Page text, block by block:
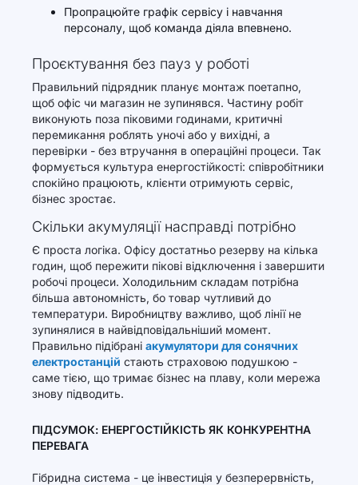
Пропрацюйте графік сервісу і навчання
персоналу, щоб команда діяла впевнено.
Проєктування без пауз у роботі
Правильний підрядник планує монтаж поетапно,
щоб офіс чи магазин не зупинявся. Частину робіт
виконують поза піковими годинами, критичні
перемикання роблять уночі або у вихідні, а
перевірки - без втручання в операційні процеси. Так
формується культура енергостійкості: співробітники
спокійно працюють, клієнти отримують сервіс,
бізнес зростає.
Скільки акумуляції насправді потрібно
Є проста логіка. Офісу достатньо резерву на кілька
годин, щоб пережити пікові відключення і завершити
робочі процеси. Холодильним складам потрібна
більша автономність, бо товар чутливий до
температури. Виробництву важливо, щоб лінії не
зупинялися в найвідповідальніший момент.
Правильно підібрані акумулятори для сонячних
електростанцій стають страховою подушкою -
саме тією, що тримає бізнес на плаву, коли мережа
знову підводить.
ПІДСУМОК: ЕНЕРГОСТІЙКІСТЬ ЯК КОНКУРЕНТНА
ПЕРЕВАГА
Гібридна система - це інвестиція у безперервність,